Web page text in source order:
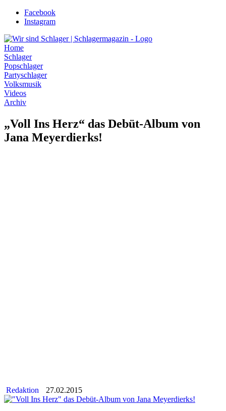
Zum
Inhalt
Facebook
Instagram
Home
Schlager
Popschlager
Partyschlager
Volksmusik
Videos
Archiv
„Voll Ins Herz“ das Debüt-Album von
Jana Meyerdierks!
Redaktion 27.02.2015